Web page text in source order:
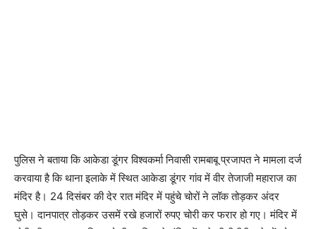
पुलिस ने बताया कि आकेडा डूंगर विश्वकर्मा निवासी रामबाबू प्रजापत ने मामला दर्ज
करवाया है कि थाना इलाके में स्थित आकेडा डूंगर गांव में वीर तेजाजी महाराज का
मंदिर है। 24 दिसंबर की देर रात मंदिर में पहुंचे चोरों ने लॉक तोड़कर अंदर
घुसे। दानपात्र तोड़कर उसमें रखे हजारों रुपए चोरी कर फरार हो गए। मंदिर में